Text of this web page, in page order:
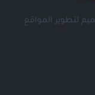
لتطوير المواقع